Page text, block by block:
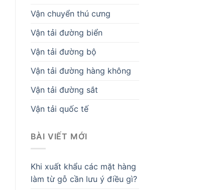
Vận chuyển thú cưng
Vận tải đường biển
Vận tải đường bộ
Vận tải đường hàng không
Vận tải đường sắt
Vận tải quốc tế
BÀI VIẾT MỚI
Khi xuất khẩu các mặt hàng
làm từ gỗ cần lưu ý điều gì?